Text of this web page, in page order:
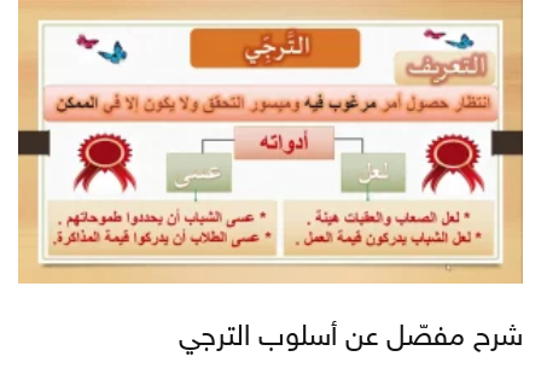
شرح مفصّل عن أسلوب الترجي